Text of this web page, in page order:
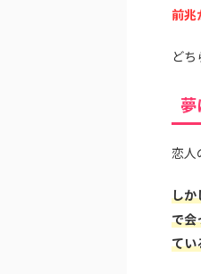
前兆
ど
恋人
しか
で会
てい